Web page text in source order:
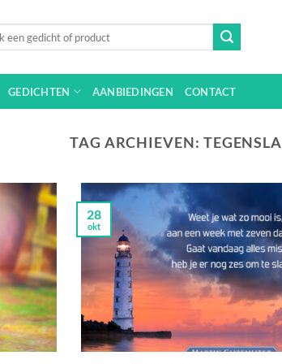
GEDICHTEN AANBIEDINGEN CONTACT
TAG ARCHIEVEN:
28
okt